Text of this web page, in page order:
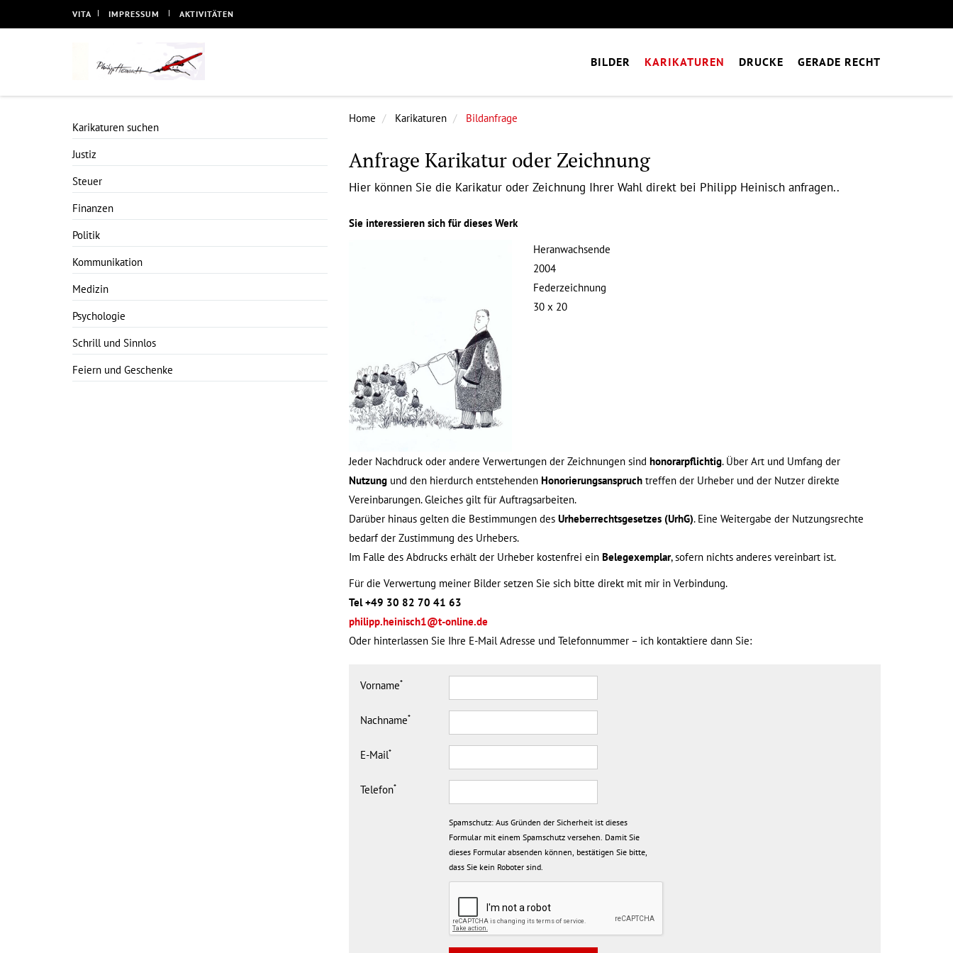
VITA IMPRESSUM AKTIVITÄTEN
BILDER KARIKATUREN DRUCKE GERADE RECHT
Home Karikaturen Bildanfrage
Anfrage Karikatur oder Zeichnung
Hier können Sie die Karikatur oder Zeichnung Ihrer Wahl direkt bei Philipp Heinisch anfragen..
Sie interessieren sich für dieses Werk
Heranwachsende
2004
Federzeichnung
30 x 20
Jeder Nachdruck oder andere Verwertungen der Zeichnungen sind honorarpflichtig. Über Art und Umfang der
Nutzung und den hierdurch entstehenden Honorierungsanspruch treffen der Urheber und der Nutzer direkte
Vereinbarungen. Gleiches gilt für Auftragsarbeiten.
Darüber hinaus gelten die Bestimmungen des Urheberrechtsgesetzes (UrhG). Eine Weitergabe der Nutzungsrechte
bedarf der Zustimmung des Urhebers.
Im Falle des Abdrucks erhält der Urheber kostenfrei ein Belegexemplar, sofern nichts anderes vereinbart ist.
Für die Verwertung meiner Bilder setzen Sie sich bitte direkt mit mir in Verbindung.
Tel +49 30 82 70 41 63
philipp.heinisch1@t-online.de
Oder hinterlassen Sie Ihre E-Mail Adresse und Telefonnummer – ich kontaktiere dann Sie:
Vorname*
Nachname*
E-Mail*
Telefon*
Spamschutz:Aus Gründen der Sicherheit ist dieses
Formular mit einem Spamschutz versehen. Damit Sie
dieses Formular absenden können, bestätigen Sie bitte,
dass Sie kein Roboter sind.
Karikaturen suchen
Justiz
Steuer
Finanzen
Politik
Kommunikation
Medizin
Psychologie
Schrill und Sinnlos
Feiern und Geschenke